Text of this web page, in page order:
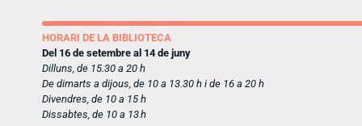
HORARI DE LA BIBLIOTECA
Del 16 de setembre al 14 de juny
Dilluns, de 15.30 a 20 h
De dimarts a dijous, de 10 a 13.30 h i de 16 a 20 h
Divendres, de 10 a 15 h
Dissabtes, de 10 a 13 h